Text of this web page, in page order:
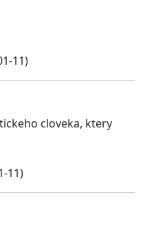
11)
cloveka, ktery
11)